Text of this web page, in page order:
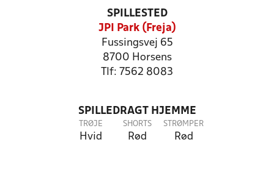
SPILLESTED
JPI Park (Freja)
Fussingsvej 65
8700 Horsens
Tlf: 7562 8083
SPILLEDRAGT HJEMME
TRØJE
Hvid
SHORTS
Rød
STRØMPER
Rød